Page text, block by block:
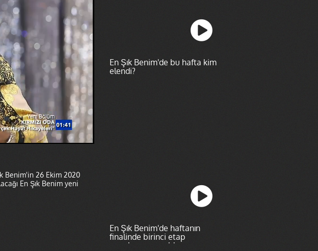
Benim'in 26 Ekim 2020
En Şık Benim yeni
En Şık Benim'de bu hafta kim
elendi?
En Şık Benim'de haftanın
finalinde birinci etap
puanlaması yapıldı